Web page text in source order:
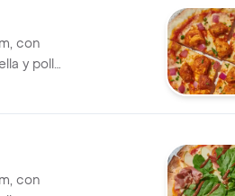
con
y pollo
con